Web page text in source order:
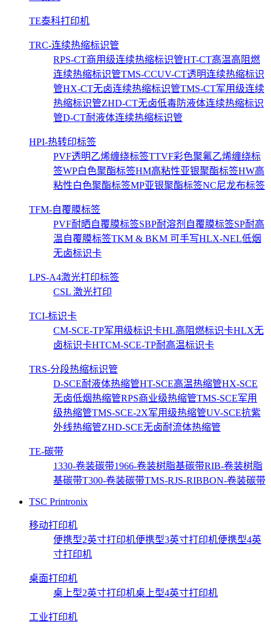
TE泰科打印机
TRC-连续热缩标识管
RPS-CT商用级连续热缩标识管HT-CT高温高阻燃
连续热缩标识管TMS-CCUV-CT透明连续热缩标识
管HX-CT无卤连续热缩标识管TMS-CT军用级连续
热缩标识管ZHD-CT无卤低毒防液体连续热缩标识
管D-CT耐液体连续热缩标识管
HPI-热转印标签
PVF透明乙烯缠绕标签TTVF彩色聚氟乙烯缠绕标
签WP白色聚酯标签HM高粘性亚银聚酯标签HW高
粘性白色聚酯标签MP亚银聚酯标签NC尼龙布标签
TFM-自覆膜标签
PVF耐晒自覆膜标签SBP耐溶剂自覆膜标签SP耐高
温自覆膜标签TKM & BKM 可手写HLX-NEL低烟
无卤标识卡
LPS-A4激光打印标签
CSL 激光打印
TCI-标识卡
CM-SCE-TP军用级标识卡HL高阻燃标识卡HLX无
卤标识卡HTCM-SCE-TP耐高温标识卡
TRS-分段热缩标识管
D-SCE耐液体热缩管HT-SCE高温热缩管HX-SCE
无卤低烟热缩管RPS商业级热缩管TMS-SCE军用
级热缩管TMS-SCE-2X军用级热缩管UV-SCE抗紫
外线热缩管ZHD-SCE无卤耐流体热缩管
TE-碳带
1330-卷装碳带1966-卷装树脂基碳带RIB-卷装树脂
基碳带T300-卷装碳带TMS-RJS-RIBBON-卷装碳带
TSC Printronix
移动打印机
便携型2英寸打印机便携型3英寸打印机便携型4英
寸打印机
桌面打印机
桌上型2英寸打印机桌上型4英寸打印机
工业打印机